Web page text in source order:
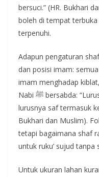
bersuci.” (HR. Bukhari
boleh di tempat
terpenuhi.
Adapun pengaturan
dan posisi imam:
imam menghadap
Nabi ﷺ bersabda: “Luruskanlah saf-saf kalian, karena
lurusnya saf termasuk
Bukhari dan Muslim).
tetapi bagaimana shaf
untuk ruku’ sujud tanpa
Untuk ukuran lahan